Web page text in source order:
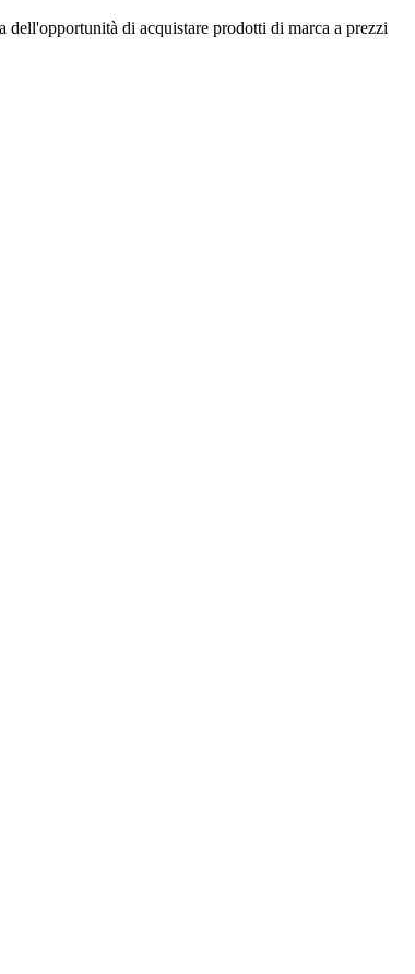
di acquistare prodotti di marca a prezzi